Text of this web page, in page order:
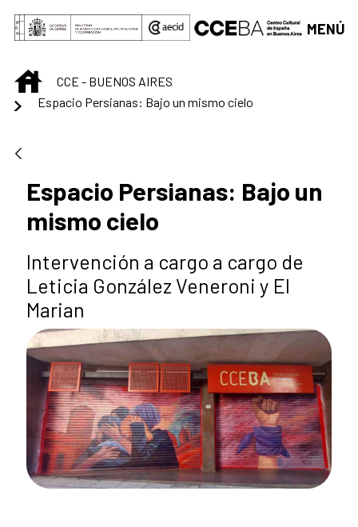
Saltar al contenido principal
MENÚ
INICIOCCE - BUENOS AIRES
Espacio Persianas: Bajo un mismo cielo
Espacio Persianas: Bajo un
mismo cielo
Intervención a cargo a cargo de
Leticia González Veneroni y El
Marian